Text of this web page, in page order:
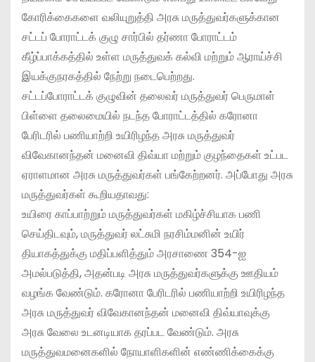
கோரிக்கைகளை வலியுறுத்தி அரசு மருத்துவர்களுக்கான
சட்டப் போராட்டக் குழு சார்பில் தர்ணா போராட்டம்
கீழ்ப்பாக்கத்தில் உள்ள மருத்துவக் கல்வி மற்றும் ஆராய்ச்சி
இயக்குநரகத்தில் நேற்று நடைபெற்றது.
சட்டப்போராட்டக் குழுவின் தலைவர் மருத்துவர் பெருமாள்
பிள்ளை தலைமையில் நடந்த போராட்டத்தில் கரோனா
பேரிடரில் பணியாற்றி உயிரிழந்த அரசு மருத்துவர்
விவேகானந்தன் மனைவி திவ்யா மற்றும் குழந்தைகள் உட்பட
ஏராளமான அரசு மருத்துவர்கள் பங்கேற்றனர். அப்போது அரசு
மருத்துவர்கள் கூறியதாவது:
உயிரை காப்பாற்றும் மருத்துவர்கள் மகிழ்ச்சியாக பணி
செய்திடவும், மருத்துவர் லட்சுமி நரசிம்மனின் உயிர்
தியாகத்துக்கு மதிப்பளித்தும் அரசாணை 354-ஐ
அமல்படுத்தி, அதன்படி அரசு மருத்துவர்களுக்கு ஊதியம்
வழங்க வேண்டும். கரோனா பேரிடரில் பணியாற்றி உயிரிழந்த
அரசு மருத்துவர் விவேகானந்தன் மனைவி திவ்யாவுக்கு
அரசு வேலை உடனடியாக தரப்பட வேண்டும். அரசு
மருத்துவமனைகளில் நோயாளிகளின் எண்ணிக்கைக்கு